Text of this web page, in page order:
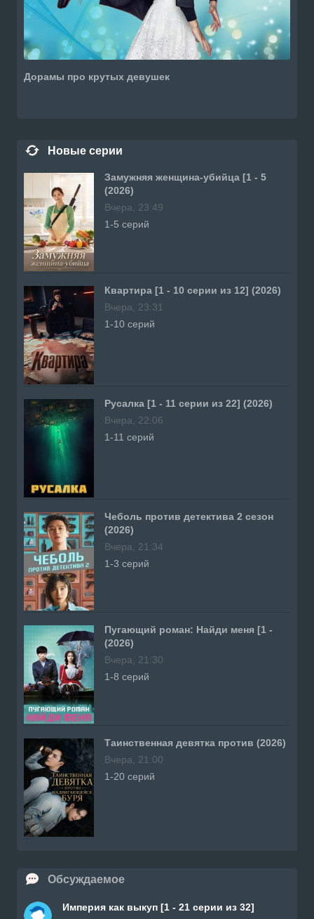
Дорамы про крутых девушек
Новые серии
Замужняя женщина-убийца [1 - 5
(2026)
Вчера, 23:49
1-5 серий
Квартира [1 - 10 серии из 12] (2026)
Вчера, 23:31
1-10 серий
Русалка [1 - 11 серии из 22] (2026)
Вчера, 22:06
1-11 серий
Чеболь против детектива 2 сезон
(2026)
Вчера, 21:34
1-3 серий
Пугающий роман: Найди меня [1 -
(2026)
Вчера, 21:30
1-8 серий
Таинственная девятка против (2026)
Вчера, 21:00
1-20 серий
Обсуждаемое
Империя как выкуп [1 - 21 серии из 32]